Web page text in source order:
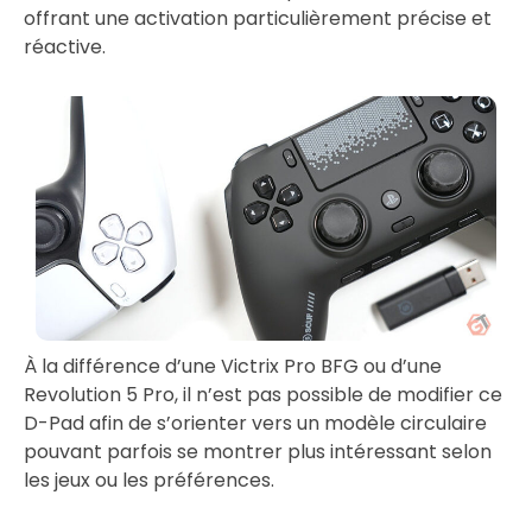
offrant une activation particulièrement précise et
réactive.
À la différence d’une Victrix Pro BFG ou d’une
Revolution 5 Pro, il n’est pas possible de modifier ce
D-Pad afin de s’orienter vers un modèle circulaire
pouvant parfois se montrer plus intéressant selon
les jeux ou les préférences.